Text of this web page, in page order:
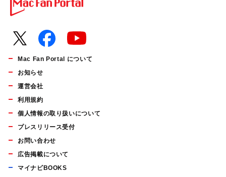
Mac Fan Portal について
お知らせ
運営会社
利用規約
個人情報の取り扱いについて
プレスリリース受付
お問い合わせ
広告掲載について
マイナビBOOKS